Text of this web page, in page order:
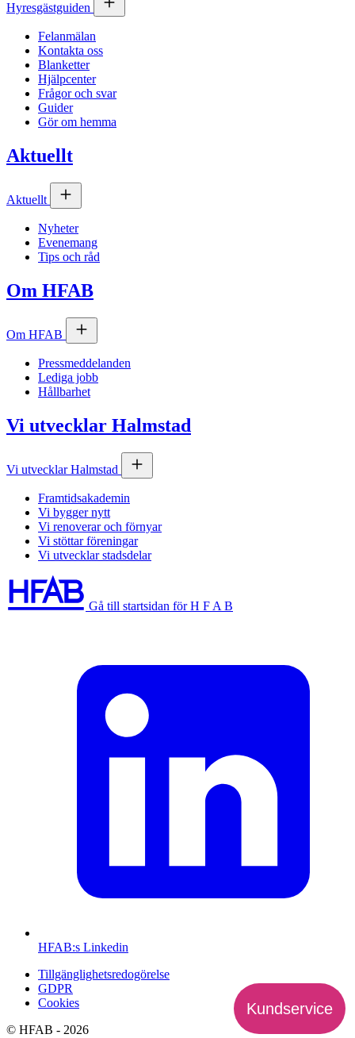
Hyresgästguiden
Felanmälan
Kontakta oss
Blanketter
Hjälpcenter
Frågor och svar
Guider
Gör om hemma
Aktuellt
Aktuellt
Nyheter
Evenemang
Tips och råd
Om HFAB
Om HFAB
Pressmeddelanden
Lediga jobb
Hållbarhet
Vi utvecklar Halmstad
Vi utvecklar Halmstad
Framtidsakademin
Vi bygger nytt
Vi renoverar och förnyar
Vi stöttar föreningar
Vi utvecklar stadsdelar
Gå till startsidan för H F A B
HFAB:s Linkedin
Tillgänglighetsredogörelse
GDPR
Cookies
© HFAB - 2026
Kundservice